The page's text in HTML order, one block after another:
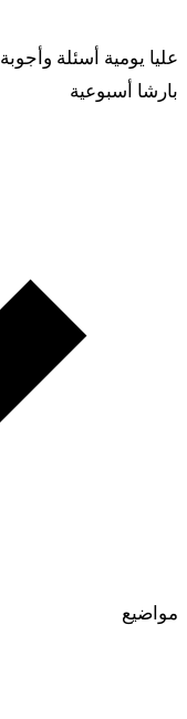
عليا يومية أسئلة وأجوبة
بارشا أسبوعية
مواضيع